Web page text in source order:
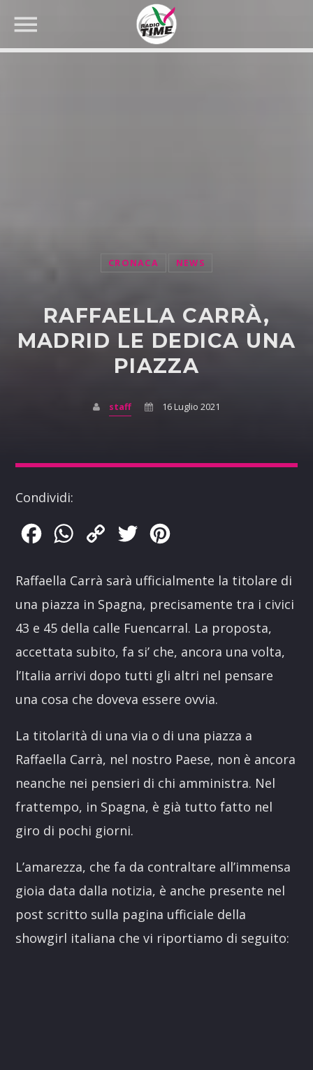
CRONACA NEWS
RAFFAELLA CARRÀ,
MADRID LE DEDICA UNA
PIAZZA
staff 16 Luglio 2021
Condividi:
FacebookWhatsApp
Copy
Twitter
Raffaella Carrà sarà ufficialmente la titolare di
una piazza in Spagna, precisamente tra i civici
43 e 45 della calle Fuencarral. La proposta,
accettata subito, fa si’ che, ancora una volta,
l’Italia arrivi dopo tutti gli altri nel pensare
una cosa che doveva essere ovvia.
La titolarità di una via o di una piazza a
Raffaella Carrà, nel nostro Paese, non è ancora
neanche nei pensieri di chi amministra. Nel
frattempo, in Spagna, è già tutto fatto nel
giro di pochi giorni.
L’amarezza, che fa da contraltare all’immensa
gioia data dalla notizia, è anche presente nel
post scritto sulla pagina ufficiale della
showgirl italiana che vi riportiamo di seguito: